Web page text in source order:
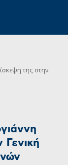
της στην